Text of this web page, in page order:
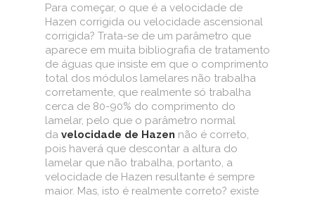
Para começar, o que é a velocidade de
Hazen corrigida ou velocidade ascensional
corrigida? Trata-se de um parâmetro que
aparece em muita bibliografia de tratamento
de águas que insiste em que o comprimento
total dos módulos lamelares não trabalha
corretamente, que realmente só trabalha
cerca de 80-90% do comprimento do
lamelar, pelo que o parâmetro normal
da velocidade de Hazen não é correto,
pois haverá que descontar a altura do
lamelar que não trabalha, portanto, a
velocidade de Hazen resultante é sempre
maior. Mas, isto é realmente correto? existe